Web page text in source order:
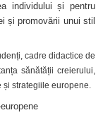
individului și pentru
și promovării unui stil
cadre didactice de
sănătății creierului,
și strategiile europene.